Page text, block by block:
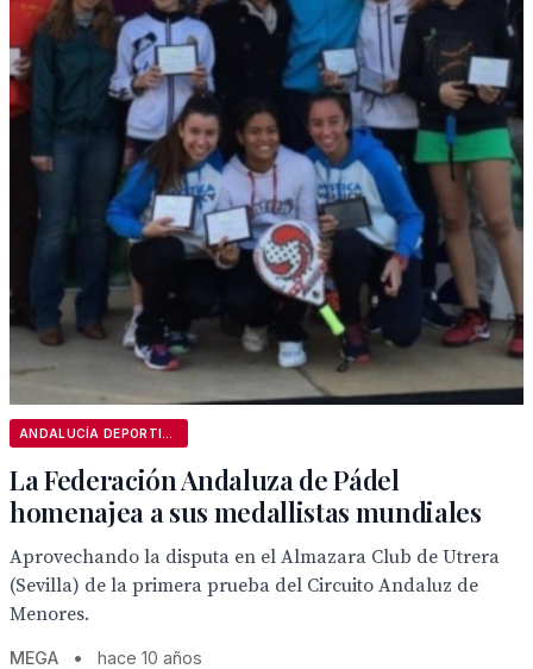
La Federación Andaluza de Pádel
homenajea a sus medallistas mundiales
Aprovechando la disputa en el Almazara Club de Utrera
(Sevilla) de la primera prueba del Circuito Andaluz de
Menores.
MEGA • hace 10 años